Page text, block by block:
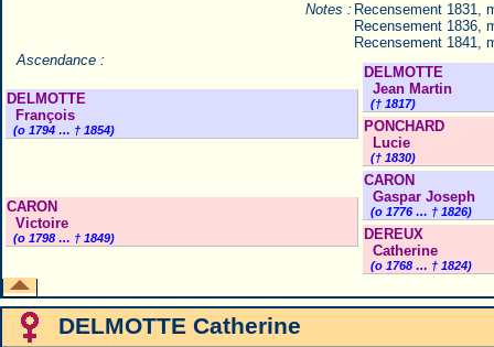
Notes : Recensement 1831,
Recensement 1836,
Recensement 1841,
DELMOTTE
François
(o 1794 … † 1854)
DELMOTTE
Jean Martin
(† 1817)
PONCHARD
Lucie
(† 1830)
CARON
Victoire
(o 1798 … † 1849)
CARON
Gaspar Joseph
(o 1776 … † 1826)
DEREUX
Catherine
(o 1768 … † 1824)
Ascendance :
DELMOTTE Catherine